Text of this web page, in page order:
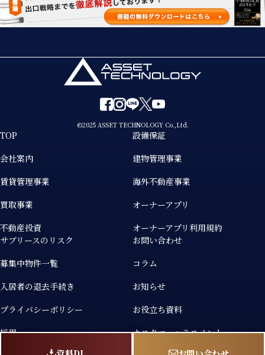
©2025 ASSET TECHNOLOGY Co.,Ltd.
TOP
会社案内
賃貸管理事業
買取事業
不動産投資
設備保証
建物管理事業
海外不動産事業
オーナーアプリ
オーナーアプリ利用規約
サブリースのリスク
募集中物件一覧
入居者の退去手続き
プライバシーポリシー
採用
お問い合わせ
コラム
お知らせ
お役立ち資料
カスタマーハラスメント